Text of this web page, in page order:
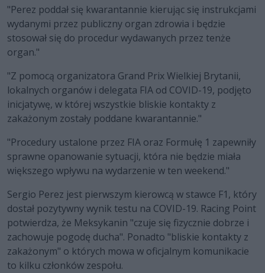
"Perez poddał się kwarantannie kierując się instrukcjami
wydanymi przez publiczny organ zdrowia i będzie
stosował się do procedur wydawanych przez tenże
organ."
"Z pomocą organizatora Grand Prix Wielkiej Brytanii,
lokalnych organów i delegata FIA od COVID-19, podjęto
inicjatywę, w której wszystkie bliskie kontakty z
zakażonym zostały poddane kwarantannie."
"Procedury ustalone przez FIA oraz Formułę 1 zapewniły
sprawne opanowanie sytuacji, która nie będzie miała
większego wpływu na wydarzenie w ten weekend."
Sergio Perez jest pierwszym kierowcą w stawce F1, który
dostał pozytywny wynik testu na COVID-19. Racing Point
potwierdza, że Meksykanin "czuje się fizycznie dobrze i
zachowuje pogodę ducha". Ponadto "bliskie kontakty z
zakażonym" o których mowa w oficjalnym komunikacie
to kilku członków zespołu.